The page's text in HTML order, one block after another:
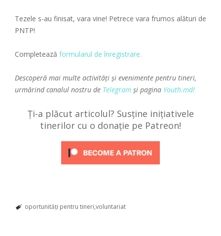
Tezele s-au finisat, vara vine! Petrece vara frumos alături de
PNTP!
Completează formularul de înregistrare.
Descoperă mai multe activități și evenimente pentru tineri,
urmărind canalul nostru de Telegram și pagina Youth.md!
Ți-a plăcut articolul? Susține inițiativele
tinerilor cu o donație pe Patreon!
oportunități pentru tineri voluntariat